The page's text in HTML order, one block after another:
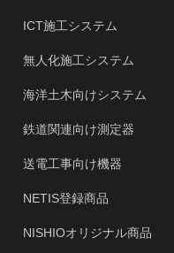
ICT施工システム
無人化施工システム
海洋土木向けシステム
鉄道関連向け測定器
送電工事向け機器
NETIS登録商品
NISHIOオリジナル商品